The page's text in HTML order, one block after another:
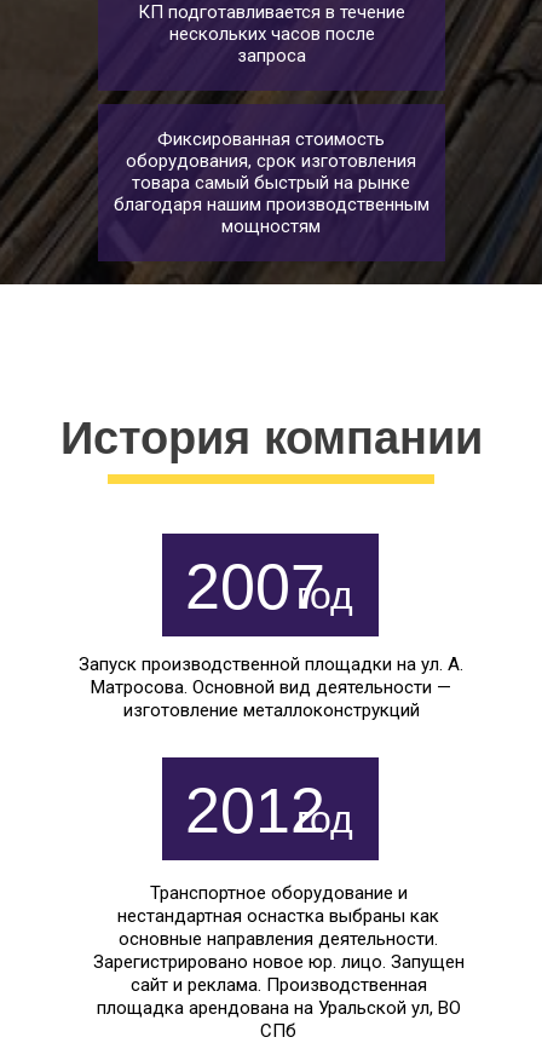
КП подготавливается в течение
нескольких часов после
запроса
Фиксированная стоимость
оборудования, срок изготовления
товара самый быстрый на рынке
благодаря нашим производственным
мощностям
История компании
2007год
Запуск производственной площадки на ул. А.
Матросова. Основной вид деятельности —
изготовление металлоконструкций
2012год
Транспортное оборудование и
нестандартная оснастка выбраны как
основные направления деятельности.
Зарегистрировано новое юр. лицо. Запущен
сайт и реклама. Производственная
площадка арендована на Уральской ул, ВО
СПб